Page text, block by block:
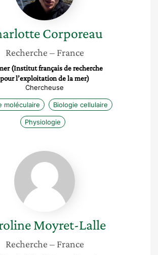
Corporeau
Recherche – France
(Institut français de recherche
pour l’exploitation de la mer)
Chercheuse
moléculaire Biologie cellulaire
Physiologie
Caroline
Moyret-
Lalle
Moyret-Lalle
Recherche – France